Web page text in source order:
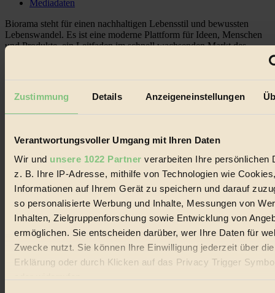
Zustimmung Details Anzeigeneinstellungen
Verantwortungsvoller Umgang mit Ihren Daten
Wir und unsere 1022 Partner verarbeiten Ihre persönlichen
z. B. Ihre IP-Adresse, mithilfe von Technologien wie
Informationen auf Ihrem Gerät zu speichern und darauf
so personalisierte Werbung und Inhalte, Messungen von
Inhalten, Zielgruppenforschung sowie Entwicklung von
ermöglichen. Sie entscheiden darüber, wer Ihre Daten für
Zwecke nutzt. Sie können Ihre Einwilligung jederzeit über
Erklärung oder durch Klicken auf das Privacy Trigger
Mediadaten
Biorama steht für einen nachhaltigen Lebensstil und bewussten
Lebenswandel. Es ist eine moderne Plattform für Ideen, Menschen
und Produkte, ein Leitfaden im schnell wachsenden Markt des
22.601 Fans auf Facebook
Nachhaltigkeit
Vegan